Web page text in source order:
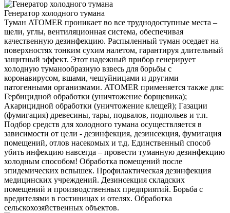
Генератор холодного тумана
Туман ATOMER проникает во все труднодоступные места –
щели, углы, вентиляционная система, обеспечивая
качественную дезинфекцию. Распыленный туман оседает на
поверхностях тонким сухим налетом, гарантируя длительный
защитный эффект. Этот надежный прибор генерирует
холодную туманообразную взвесь для борьбы с
коронавирусом, вшами, чешуйницами и другими
патогенными организмами. ATOMER применяется также для:
Гербицидной обработки (уничтожение борщевика);
Акарицидной обработки (уничтожение клещей); Газации
(фумигация) древесины, тары, подвалов, подпольев и т.п.
Подбор средств для холодного тумана осуществляется в
зависимости от цели - дезинфекция, дезинсекция, фумигация
помещений, отлов насекомых и т.д. Единственный способ
убить инфекцию навсегда – провести туманную дезинфекцию
холодным способом! Обработка помещений после
эпидемических вспышек. Профилактическая дезинфекция
медицинских учреждений. Дезинсекция складских
помещений и производственных предприятий. Борьба с
вредителями в гостиницах и отелях. Обработка
сельскохозяйственных объектов.